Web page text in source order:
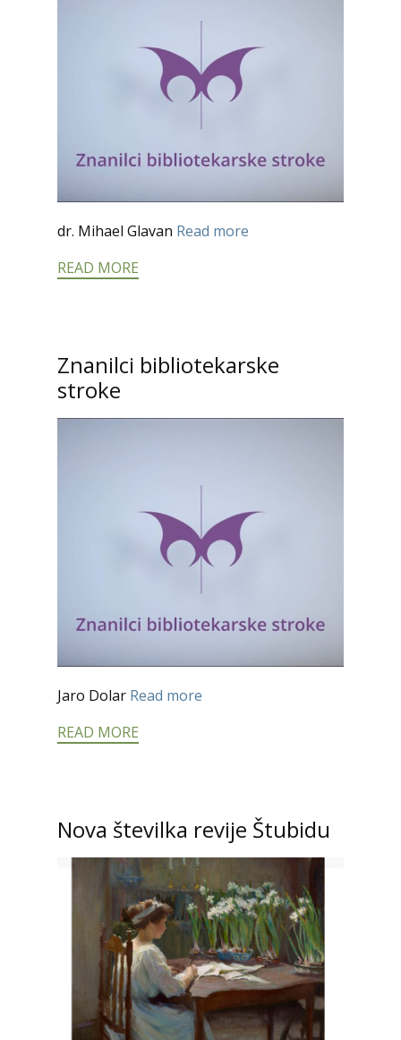
dr. Mihael Glavan Read more
READ MORE
Znanilci bibliotekarske
stroke
Jaro Dolar Read more
READ MORE
Nova številka revije Štubidu